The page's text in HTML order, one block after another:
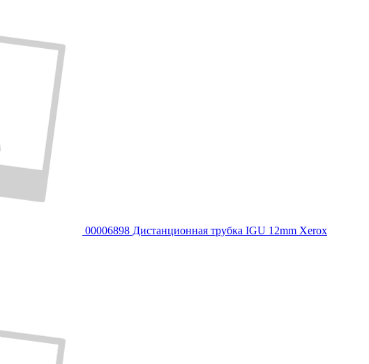
00006898 Дистанционная трубка IGU 12mm Xerox